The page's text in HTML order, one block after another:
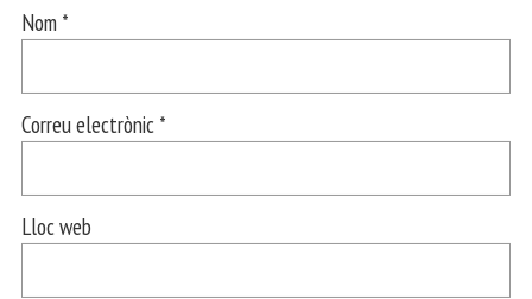
Nom *
Correu electrònic *
Lloc web